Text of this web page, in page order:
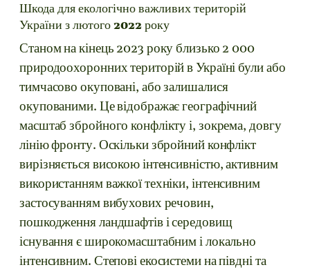
Шкода для екологічно важливих територій
України з лютого 2022 року
Станом на кінець 2023 року близько 2 000
природоохоронних територій в Україні були або
тимчасово окуповані, або залишалися
окупованими. Це відображає географічний
масштаб збройного конфлікту і, зокрема, довгу
лінію фронту. Оскільки збройний конфлікт
вирізняється високою інтенсивністю, активним
використанням важкої техніки, інтенсивним
застосуванням вибухових речовин,
пошкодження ландшафтів і середовищ
існування є широкомасштабним і локально
інтенсивним. Степові екосистеми на півдні та